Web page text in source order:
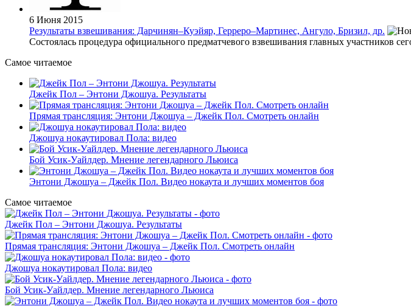
6 Июня 2015
Результаты взвешивания: Дарчинян–Куэйяр, Герреро–Мартинес, Ангуло, Бризил, др.
Состоялась процедура официального предматчевого взвешивания главных участников
Самое читаемое
Джейк Пол – Энтони Джошуа. Результаты
Прямая трансляция: Энтони Джошуа – Джейк Пол. Смотреть онлайн
Джошуа нокаутировал Пола: видео
Бой Усик-Уайлдер. Мнение легендарного Льюиса
Энтони Джошуа – Джейк Пол. Видео нокаута и лучших моментов боя
Самое читаемое
Джейк Пол – Энтони Джошуа. Результаты
Прямая трансляция: Энтони Джошуа – Джейк Пол. Смотреть онлайн
Джошуа нокаутировал Пола: видео
Бой Усик-Уайлдер. Мнение легендарного Льюиса